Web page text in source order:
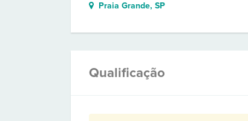
Praia Grande, SP
Qualificação